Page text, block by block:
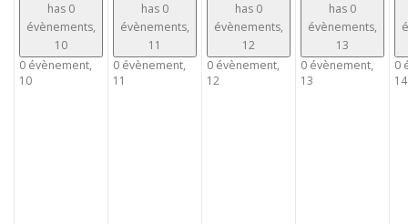
has 0
évènements,
10
0 évènement,
10
has 0
évènements,
11
0 évènement,
11
has 0
évènements,
12
0 évènement,
12
has 0
évènements,
13
0 évènement,
13
0
14